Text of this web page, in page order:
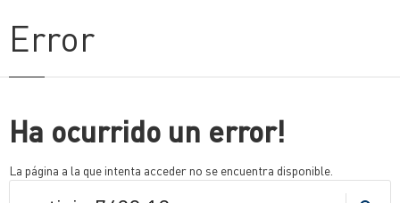
Error
Ha ocurrido un error!
La página a la que intenta acceder no se encuentra disponible.